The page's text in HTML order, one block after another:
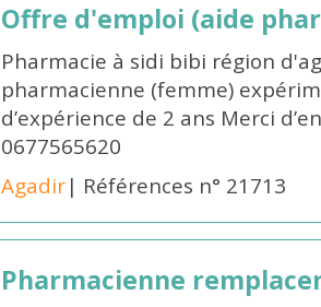
Offre d'emploi (aide
Pharmacie à sidi bibi région
pharmacienne (femme)
d’expérience de 2 ans Merci
0677565620
Agadir| Références n° 21713
Pharmacienne